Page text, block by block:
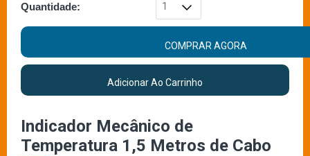
Quantidade:
COMPRAR AGORA
Adicionar Ao Carrinho
Indicador Mecânico de
Temperatura 1,5 Metros de Cabo